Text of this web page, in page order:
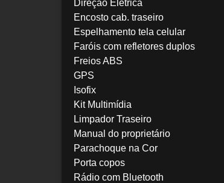
Direção Elétrica
Encosto cab. traseiro
Espelhamento tela celular
Faróis com refletores duplos
Freios ABS
GPS
Isofix
Kit Multimídia
Limpador Traseiro
Manual do proprietário
Parachoque na Cor
Porta copos
Rádio com Bluetooth